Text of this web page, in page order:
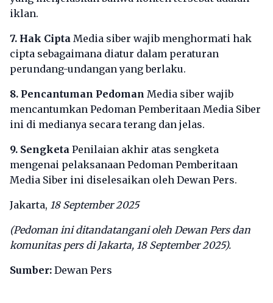
iklan.
7. Hak Cipta Media siber wajib menghormati hak
cipta sebagaimana diatur dalam peraturan
perundang-undangan yang berlaku.
8. Pencantuman Pedoman Media siber wajib
mencantumkan Pedoman Pemberitaan Media Siber
ini di medianya secara terang dan jelas.
9. Sengketa Penilaian akhir atas sengketa
mengenai pelaksanaan Pedoman Pemberitaan
Media Siber ini diselesaikan oleh Dewan Pers.
Jakarta, 18 September 2025
(Pedoman ini ditandatangani oleh Dewan Pers dan
komunitas pers di Jakarta, 18 September 2025).
Sumber: Dewan Pers